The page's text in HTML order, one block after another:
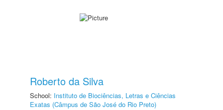
Roberto da Silva
School: Instituto de Biociências, Letras e Ciências
Exatas (Câmpus de São José do Rio Preto)